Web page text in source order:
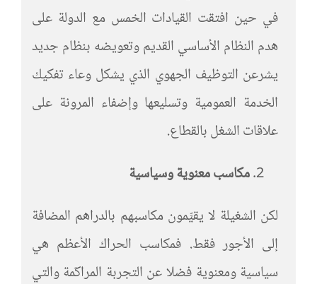
في حين افتقت القيادات الخمس مع الدولة على
هدم النظام الأساسي القديم وتعويضه بنظام جديد
يشرعن التوظيف الجهوي الذي يشكل وعاء تفكيك
الخدمة العمومية وتسليعها وإضفاء المرونة على
علاقات الشغل بالقطاع.
مكاسب معنوية وسياسية
لكن الشغيلة لا يقيِّمون مكاسبهم بالدراهم المضافة
إلى الأجور فقط. فمكاسب الحراك الأعظم هي
سياسية ومعنوية فضلا عن التجربة المراكَمة والتي